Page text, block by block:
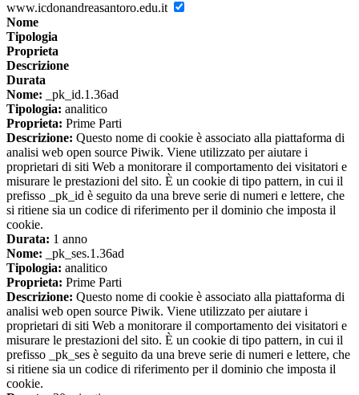
www.icdonandreasantoro.edu.it
Nome
Tipologia
Proprieta
Descrizione
Durata
Nome: _pk_id.1.36ad
Tipologia: analitico
Proprieta: Prime Parti
Descrizione: Questo nome di cookie è associato alla piattaforma di
analisi web open source Piwik. Viene utilizzato per aiutare i
proprietari di siti Web a monitorare il comportamento dei visitatori e
misurare le prestazioni del sito. È un cookie di tipo pattern, in cui il
prefisso _pk_id è seguito da una breve serie di numeri e lettere, che
si ritiene sia un codice di riferimento per il dominio che imposta il
cookie.
Durata: 1 anno
Nome: _pk_ses.1.36ad
Tipologia: analitico
Proprieta: Prime Parti
Descrizione: Questo nome di cookie è associato alla piattaforma di
analisi web open source Piwik. Viene utilizzato per aiutare i
proprietari di siti Web a monitorare il comportamento dei visitatori e
misurare le prestazioni del sito. È un cookie di tipo pattern, in cui il
prefisso _pk_ses è seguito da una breve serie di numeri e lettere, che
si ritiene sia un codice di riferimento per il dominio che imposta il
cookie.